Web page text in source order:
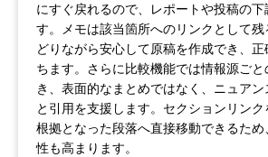
にすぐ戻れるので、レポートや投稿の
す。メモは該当箇所へのリンクとして
どりながら安心して原稿を作成でき、
ちます。さらに比較機能では情報源ご
き、表面的なまとめではなく、ニュア
と引用を支援します。セクションリン
根拠となった段落へ直接移動できるた
性も高まります。